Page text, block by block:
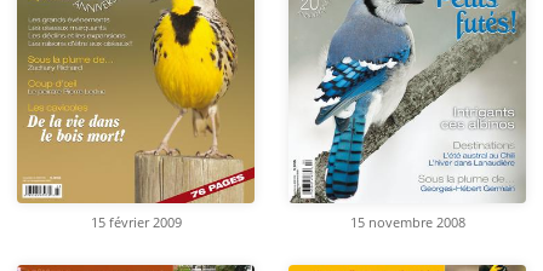
15 février 2009 15 novembre 2008